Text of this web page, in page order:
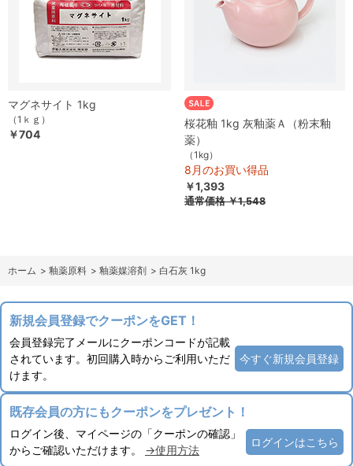
マグネサイト 1kg
（1ｋｇ）
￥704
桜花釉 1kg 灰釉薬Ａ（粉末釉
薬）
（1kg）
8月のお買い得品
￥1,393
通常価格￥1,548
ホーム > 釉薬原料 > 釉薬媒溶剤 > 白石灰 1kg
新規会員登録でクーポンをGET！
会員登録完了メールにクーポンコードが記載
されています。初回購入時からご利用いただ
けます。
今すぐ新規会員登録
既存会員の方にもクーポンをプレゼント！
ログイン後、マイページの「クーポンの確認」
からご確認いただけます。 →使用方法
ログインはこちら